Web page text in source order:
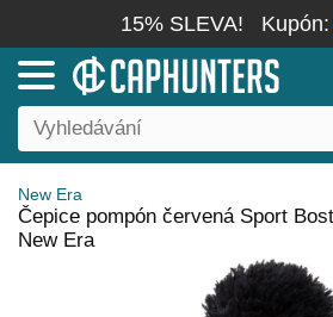
15% SLEVA! Kupón:
New Era
Čepice pompón červená Sport
New Era